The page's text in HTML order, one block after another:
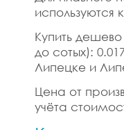
используются
Купить
до сотых):
Липецке и
Цена от
учёта